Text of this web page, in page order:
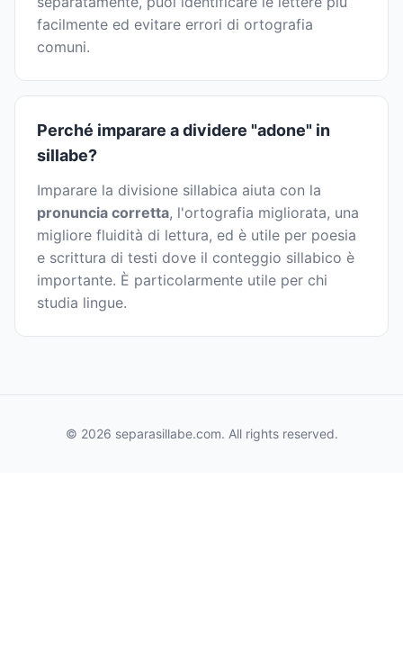
facilmente ed evitare errori di ortografia
comuni.
Perché imparare a dividere "adone" in
sillabe?
Imparare la divisione sillabica aiuta con la
pronuncia corretta, l'ortografia migliorata, una
migliore fluidità di lettura, ed è utile per poesia
e scrittura di testi dove il conteggio sillabico è
importante. È particolarmente utile per chi
studia lingue.
© 2026 separasillabe.com. All rights reserved.